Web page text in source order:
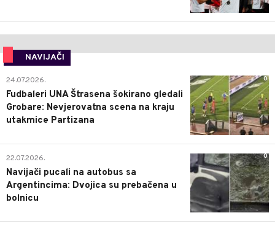
NAVIJAČI
0
24.07.2026.
Fudbaleri UNA Štrasena šokirano gledali
Grobare: Nevjerovatna scena na kraju
utakmice Partizana
0
22.07.2026.
Navijači pucali na autobus sa
Argentincima: Dvojica su prebačena u
bolnicu